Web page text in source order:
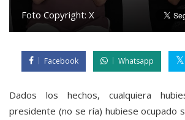
Foto Copyright: X
Facebook Whatsapp
Dados los hechos, cualquiera
presidente (no se ría) hubiese ocupado